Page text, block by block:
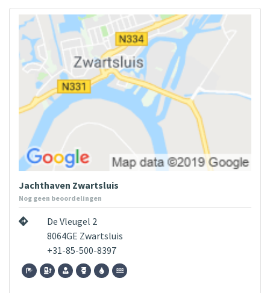
Jachthaven Zwartsluis
Nog geen beoordelingen
De Vleugel 2
8064GE Zwartsluis
+31-85-500-8397